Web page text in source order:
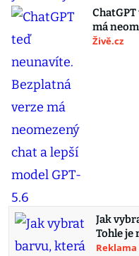
má
Živě.cz
Jak
Tohle je
Reklama